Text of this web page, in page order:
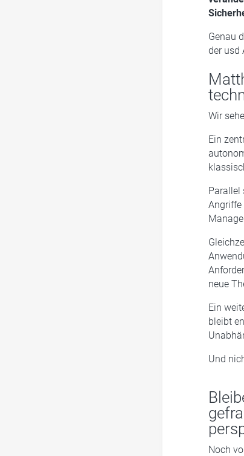
Genau
der usd
Wir
Ein
Parallel
Angriffe
neue
Ein
bleibt
Und
Noch